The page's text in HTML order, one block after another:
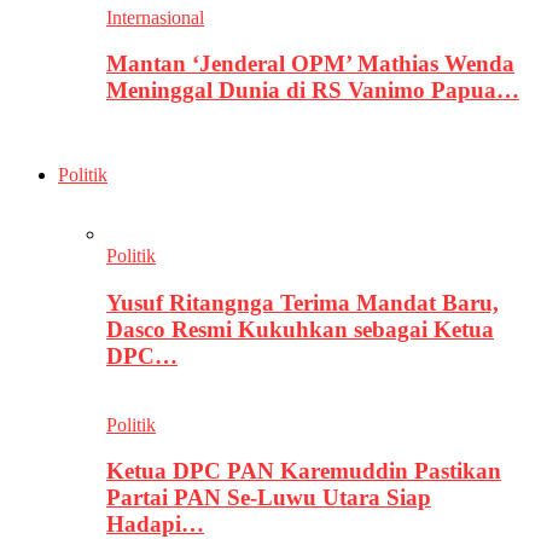
Internasional
Mantan ‘Jenderal OPM’ Mathias Wenda
Meninggal Dunia di RS Vanimo Papua…
Politik
Politik
Yusuf Ritangnga Terima Mandat Baru,
Dasco Resmi Kukuhkan sebagai Ketua
DPC…
Politik
Ketua DPC PAN Karemuddin Pastikan
Partai PAN Se-Luwu Utara Siap
Hadapi…